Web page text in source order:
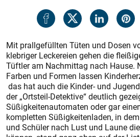
Mit prallgefüllten Tüten und Dosen
klebriger Leckereien gehen die
Tüftler am Nachmittag nach Hause.
Farben und Formen lassen
das hat auch die Kinder- und
der „Ortsteil-Detektive“ deutlich
Süßigkeitenautomaten oder gar
kompletten Süßigkeitenladen, in
und Schüler nach Lust und Laune